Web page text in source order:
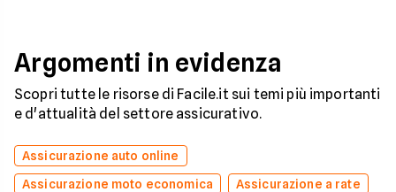
Argomenti in evidenza
Scopri tutte le risorse di Facile.it sui temi più importanti
e d'attualità del settore assicurativo.
Assicurazione auto online
Assicurazione moto economica
Assicurazione a rate